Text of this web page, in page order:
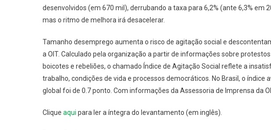
desenvolvidos (em 670 mil), derrubando a taxa para 6,2% (ante 6,3% em
mas o ritmo de melhora irá desacelerar.
Tamanho desemprego aumenta o risco de agitação social e
a OIT. Calculado pela organização a partir de informações sobre
boicotes e rebeliões, o chamado Índice de Agitação Social reflete a
trabalho, condições de vida e processos democráticos. No Brasil, o
global foi de 0.7 ponto. Com informações da Assessoria de Imprensa da
Clique aqui para ler a íntegra do levantamento (em inglês).